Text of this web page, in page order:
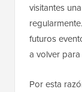
visitantes
futuros
a volver
Por esta